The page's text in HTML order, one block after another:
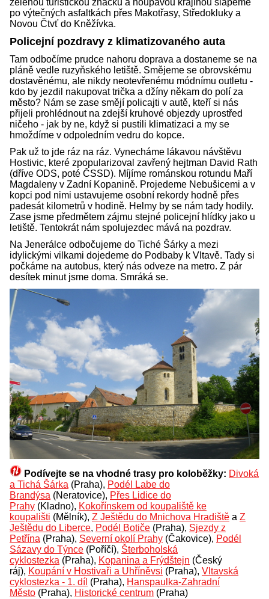
zelenou turistickou značku a houpavou krajinou šlapeme
po výtečných asfaltkách přes Makotřasy, Středokluky a
Novou Čtvť do Kněžívka.
Policejní pozdravy z klimatizovaného auta
Tam odbočíme prudce nahoru doprava a dostaneme se na
pláně vedle ruzyňského letiště. Smějeme se obrovskému
dostavěnému, ale nikdy neotevřenému módnímu outletu -
kdo by jezdil nakupovat trička a džíny někam do polí za
město? Nám se zase smějí policajti v autě, kteří si nás
přijeli prohlédnout na zdejší kruhové objezdy uprostřed
ničeho - jak by ne, když si pustili klimatizaci a my se
hmoždíme v odpoledním vedru do kopce.
Pak už to jde ráz na ráz. Vynecháme lákavou návštěvu
Hostivic, které zpopularizoval zavřený hejtman David Rath
(dříve ODS, poté ČSSD). Míjíme románskou rotundu Maří
Magdaleny v Zadní Kopanině. Projedeme Nebušicemi a v
kopci pod nimi ustavujeme osobní rekordy hodně přes
padesát kilometrů v hodině. Helmy by se nám tady hodily.
Zase jsme předmětem zájmu stejné policejní hlídky jako u
letiště. Tentokrát nám spolujezdec mává na pozdrav.
Na Jenerálce odbočujeme do Tiché Šárky a mezi
idylickými vilkami dojedeme do Podbaby k Vltavě. Tady si
počkáme na autobus, který nás odveze na metro. Z pár
desítek minut jsme doma. Smráká se.
Podívejte se na vhodné trasy pro koloběžky: Divoká
a Tichá Šárka (Praha), Podél Labe do
Brandýsa (Neratovice), Přes Lidice do
Prahy (Kladno), Kokořínskem od koupaliště ke
koupališti (Mělník), Z Ještědu do Mnichova Hradiště a Z
Ještědu do Liberce, Podél Botiče (Praha), Sjezdy z
Petřína (Praha), Severní okolí Prahy (Čakovice), Podél
Sázavy do Týnce (Poříčí), Šterboholská
cyklostezka (Praha), Kopanina a Frýdštejn (Český
ráj), Koupání v Hostivaři a Uhříněvsi (Praha), Vltavská
cyklostezka - 1. díl (Praha), Hanspaulka-Zahradní
Město (Praha), Historické centrum (Praha)